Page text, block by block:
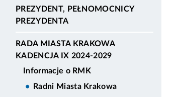
PREZYDENT, PEŁNOMOCNICY
PREZYDENTA
RADA MIASTA KRAKOWA
KADENCJA IX 2024-2029
Informacje o RMK
Radni Miasta Krakowa